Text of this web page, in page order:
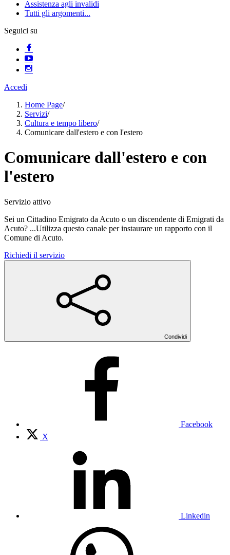
Assistenza agli invalidi
Tutti gli argomenti...
Seguici su
Accedi
Home Page/
Servizi/
Cultura e tempo libero/
Comunicare dall'estero e con l'estero
Comunicare dall'estero e con
l'estero
Servizio attivo
Sei un Cittadino Emigrato da Acuto o un discendente di Emigrati da
Acuto? ...Utilizza questo canale per instaurare un rapporto con il
Comune di Acuto.
Richiedi il servizio
Condividi
Facebook
X
Linkedin